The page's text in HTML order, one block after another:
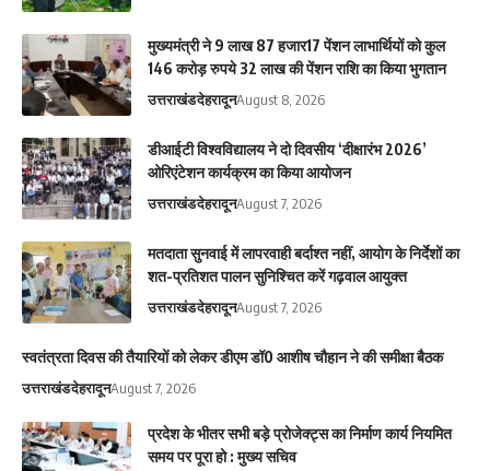
मुख्यमंत्री ने 9 लाख 87 हजार17 पेंशन लाभार्थियों को कुल
146 करोड़ रुपये 32 लाख की पेंशन राशि का किया भुगतान
उत्तराखंडदेहरादूनAugust 8, 2026
डीआईटी विश्वविद्यालय ने दो दिवसीय ‘दीक्षारंभ 2026’
ओरिएंटेशन कार्यक्रम का किया आयोजन
उत्तराखंडदेहरादूनAugust 7, 2026
मतदाता सुनवाई में लापरवाही बर्दाश्त नहीं, आयोग के निर्देशों का
शत-प्रतिशत पालन सुनिश्चित करें गढ़वाल आयुक्त
उत्तराखंडदेहरादूनAugust 7, 2026
स्वतंत्रता दिवस की तैयारियों को लेकर डीएम डॉ0 आशीष चौहान ने की समीक्षा बैठक
उत्तराखंडदेहरादूनAugust 7, 2026
प्रदेश के भीतर सभी बड़े प्रोजेक्ट्स का निर्माण कार्य नियमित
समय पर पूरा हो : मुख्य सचिव